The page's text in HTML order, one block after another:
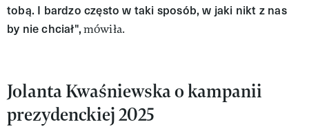
tobą. I bardzo często w taki sposób, w jaki nikt z nas
by nie chciał",mówiła.
Jolanta Kwaśniewska o kampanii
prezydenckiej 2025